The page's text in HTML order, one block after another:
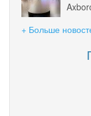
+ Больше